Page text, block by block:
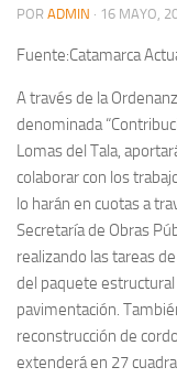
POR ADMIN · 16 MAYO,
Fuente:Catamarca
A través de la
denominada
Lomas del Tala,
colaborar con los
lo harán en cuotas a
Secretaría de Obras
realizando las tareas
del paquete
pavimentación.
reconstrucción de
extenderá en 27